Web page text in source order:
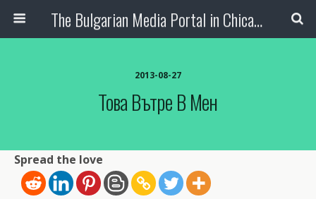
The Bulgarian Media Portal in Chicago
2013-08-27
Това Вътре В Мен
Spread the love